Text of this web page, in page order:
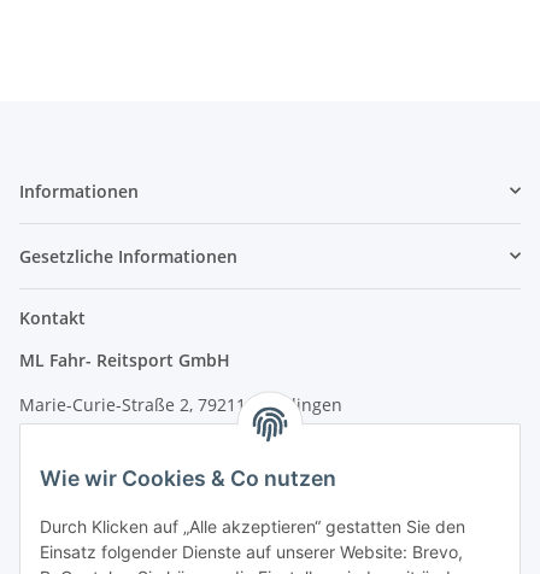
Wie wir Cookies & Co nutzen
Durch Klicken auf „Alle akzeptieren“ gestatten Sie den
Einsatz folgender Dienste auf unserer Website: Brevo,
Informationen
Gesetzliche Informationen
Kontakt
ML Fahr- Reitsport GmbH
Marie-Curie-Straße 2, 79211 Denzlingen
Tel.: 07666/9378060 (Mo-Fr 9-16 Uhr)
info@fahr-reitsport.de
Nach Terminvereinbarung können Sie gerne bei uns im Lager
vorbeikommen